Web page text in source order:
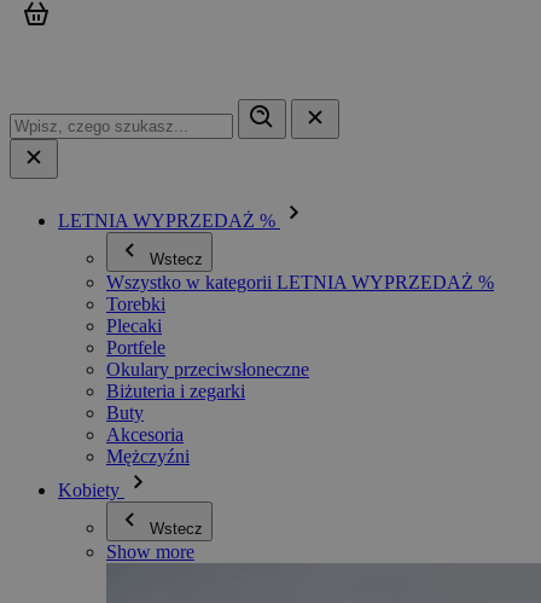
LETNIA WYPRZEDAŻ %
Wstecz
Wszystko w kategorii LETNIA WYPRZEDAŻ %
Torebki
Plecaki
Portfele
Okulary przeciwsłoneczne
Biżuteria i zegarki
Buty
Akcesoria
Mężczyźni
Kobiety
Wstecz
Show more